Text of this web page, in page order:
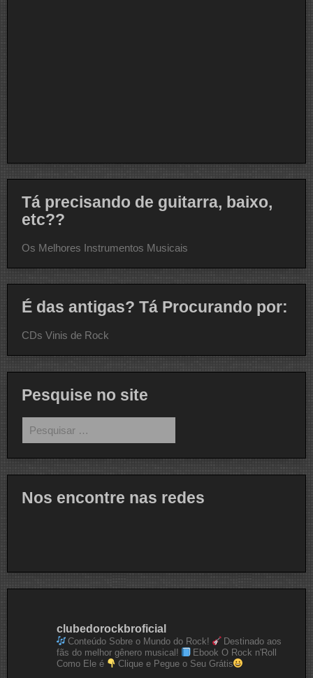
Tá precisando de guitarra, baixo,
etc??
Os Melhores Instrumentos Musicais
É das antigas? Tá Procurando por:
CDs Vinis de Rock
Pesquise no site
por:
Nos encontre nas redes
clubedorockbroficial
Conteúdo Sobre o Mundo do Rock!
Destinado aos
fãs do melhor gênero musical!
Ebook O Rock n'Roll
Como Ele é
Clique e Pegue o Seu Grátis